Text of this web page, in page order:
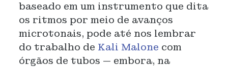
baseado em um instrumento que dita
os ritmos por meio de avanços
microtonais, pode até nos lembrar
do trabalho de Kali Malone com
órgãos de tubos — embora, na